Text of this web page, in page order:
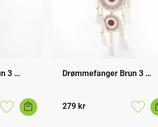
3
Lagre som favoritt
Drømmefanger Brun 3
279kr